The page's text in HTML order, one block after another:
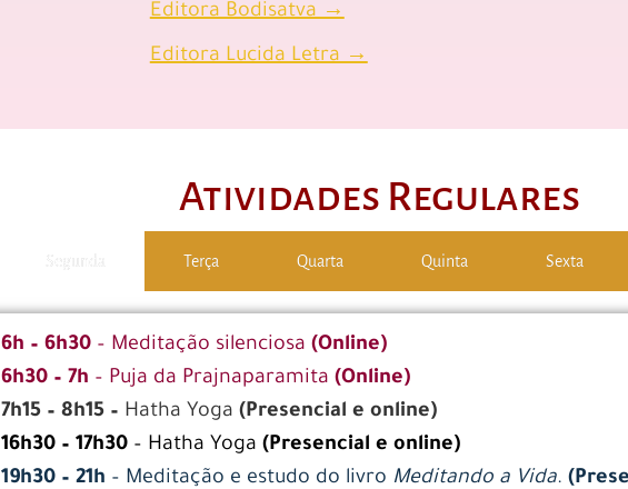
Editora Bodisatva →
Editora Lucida Letra →
Atividades Regulares
Terça Quarta Quinta Sexta
6h – 6h30– Meditação silenciosa (Online)
6h30 – 7h – Puja da Prajnaparamita (Online)
7h15 – 8h15 – Hatha Yoga (Presencial e online)
16h30 – 17h30 – Hatha Yoga (Presencial e online)
19h30 – 21h – Meditação e estudo do livro Meditando a Vida.